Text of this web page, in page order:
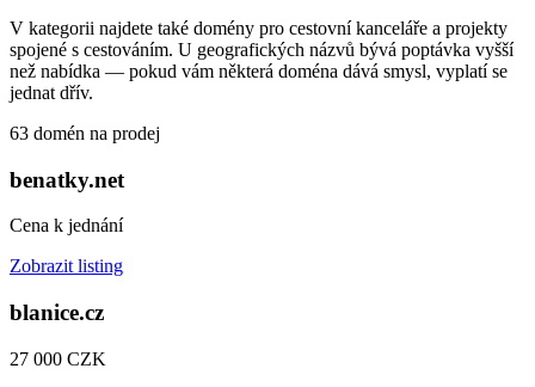
V kategorii najdete také domény pro cestovní kanceláře a projekty
spojené s cestováním. U geografických názvů bývá poptávka vyšší
než nabídka — pokud vám některá doména dává smysl, vyplatí se
jednat dřív.
63 domén na prodej
benatky.net
Cena k jednání
Zobrazit listing
blanice.cz
27 000 CZK